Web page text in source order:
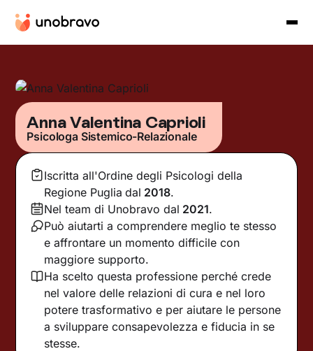
Anna Valentina Caprioli
Psicologa Sistemico-Relazionale
Iscritta all'Ordine degli Psicologi della
Regione Puglia dal 2018.
Nel team di Unobravo dal 2021.
Può aiutarti a comprendere meglio te stesso
e affrontare un momento difficile con
maggiore supporto.
Ha scelto questa professione perché crede
nel valore delle relazioni di cura e nel loro
potere trasformativo e per aiutare le persone
a sviluppare consapevolezza e fiducia in se
stesse.